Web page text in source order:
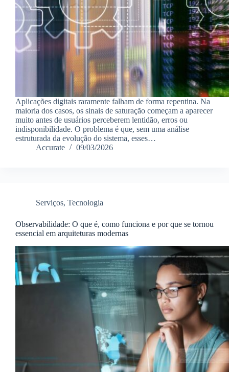
Aplicações digitais raramente falham de forma repentina. Na
maioria dos casos, os sinais de saturação começam a aparecer
muito antes de usuários perceberem lentidão, erros ou
indisponibilidade. O problema é que, sem uma análise
estruturada da evolução do sistema, esses…
Accurate
09/03/2026
Serviços, Tecnologia
Observabilidade: O que é, como funciona e por que se tornou
essencial em arquiteturas modernas